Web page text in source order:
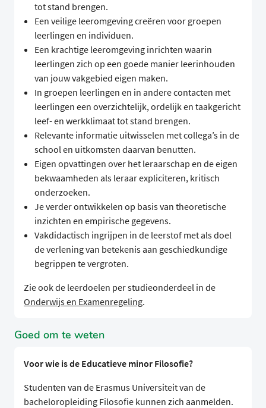
tot stand brengen.
Een veilige leeromgeving creëren voor groepen
leerlingen en individuen.
Een krachtige leeromgeving inrichten waarin
leerlingen zich op een goede manier leerinhouden
van jouw vakgebied eigen maken.
In groepen leerlingen en in andere contacten met
leerlingen een overzichtelijk, ordelijk en taakgericht
leef- en werkklimaat tot stand brengen.
Relevante informatie uitwisselen met collega’s in de
school en uitkomsten daarvan benutten.
Eigen opvattingen over het leraarschap en de eigen
bekwaamheden als leraar expliciteren, kritisch
onderzoeken.
Je verder ontwikkelen op basis van theoretische
inzichten en empirische gegevens.
Vakdidactisch ingrijpen in de leerstof met als doel
de verlening van betekenis aan geschiedkundige
begrippen te vergroten.
Zie ook de leerdoelen per studieonderdeel in de
Onderwijs en Examenregeling.
Goed om te weten
Voor wie is de Educatieve minor Filosofie?
Studenten van de Erasmus Universiteit van de
bacheloropleiding Filosofie kunnen zich aanmelden.